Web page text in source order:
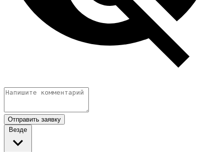
Отправить заявку
Везде